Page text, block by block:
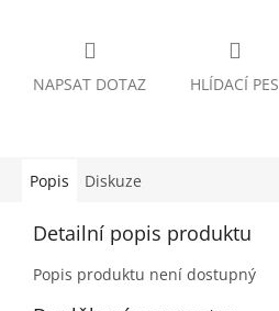
NAPSAT DOTAZ HLÍDACÍ PES
Popis Diskuze
Detailní popis produktu
Popis produktu není dostupný